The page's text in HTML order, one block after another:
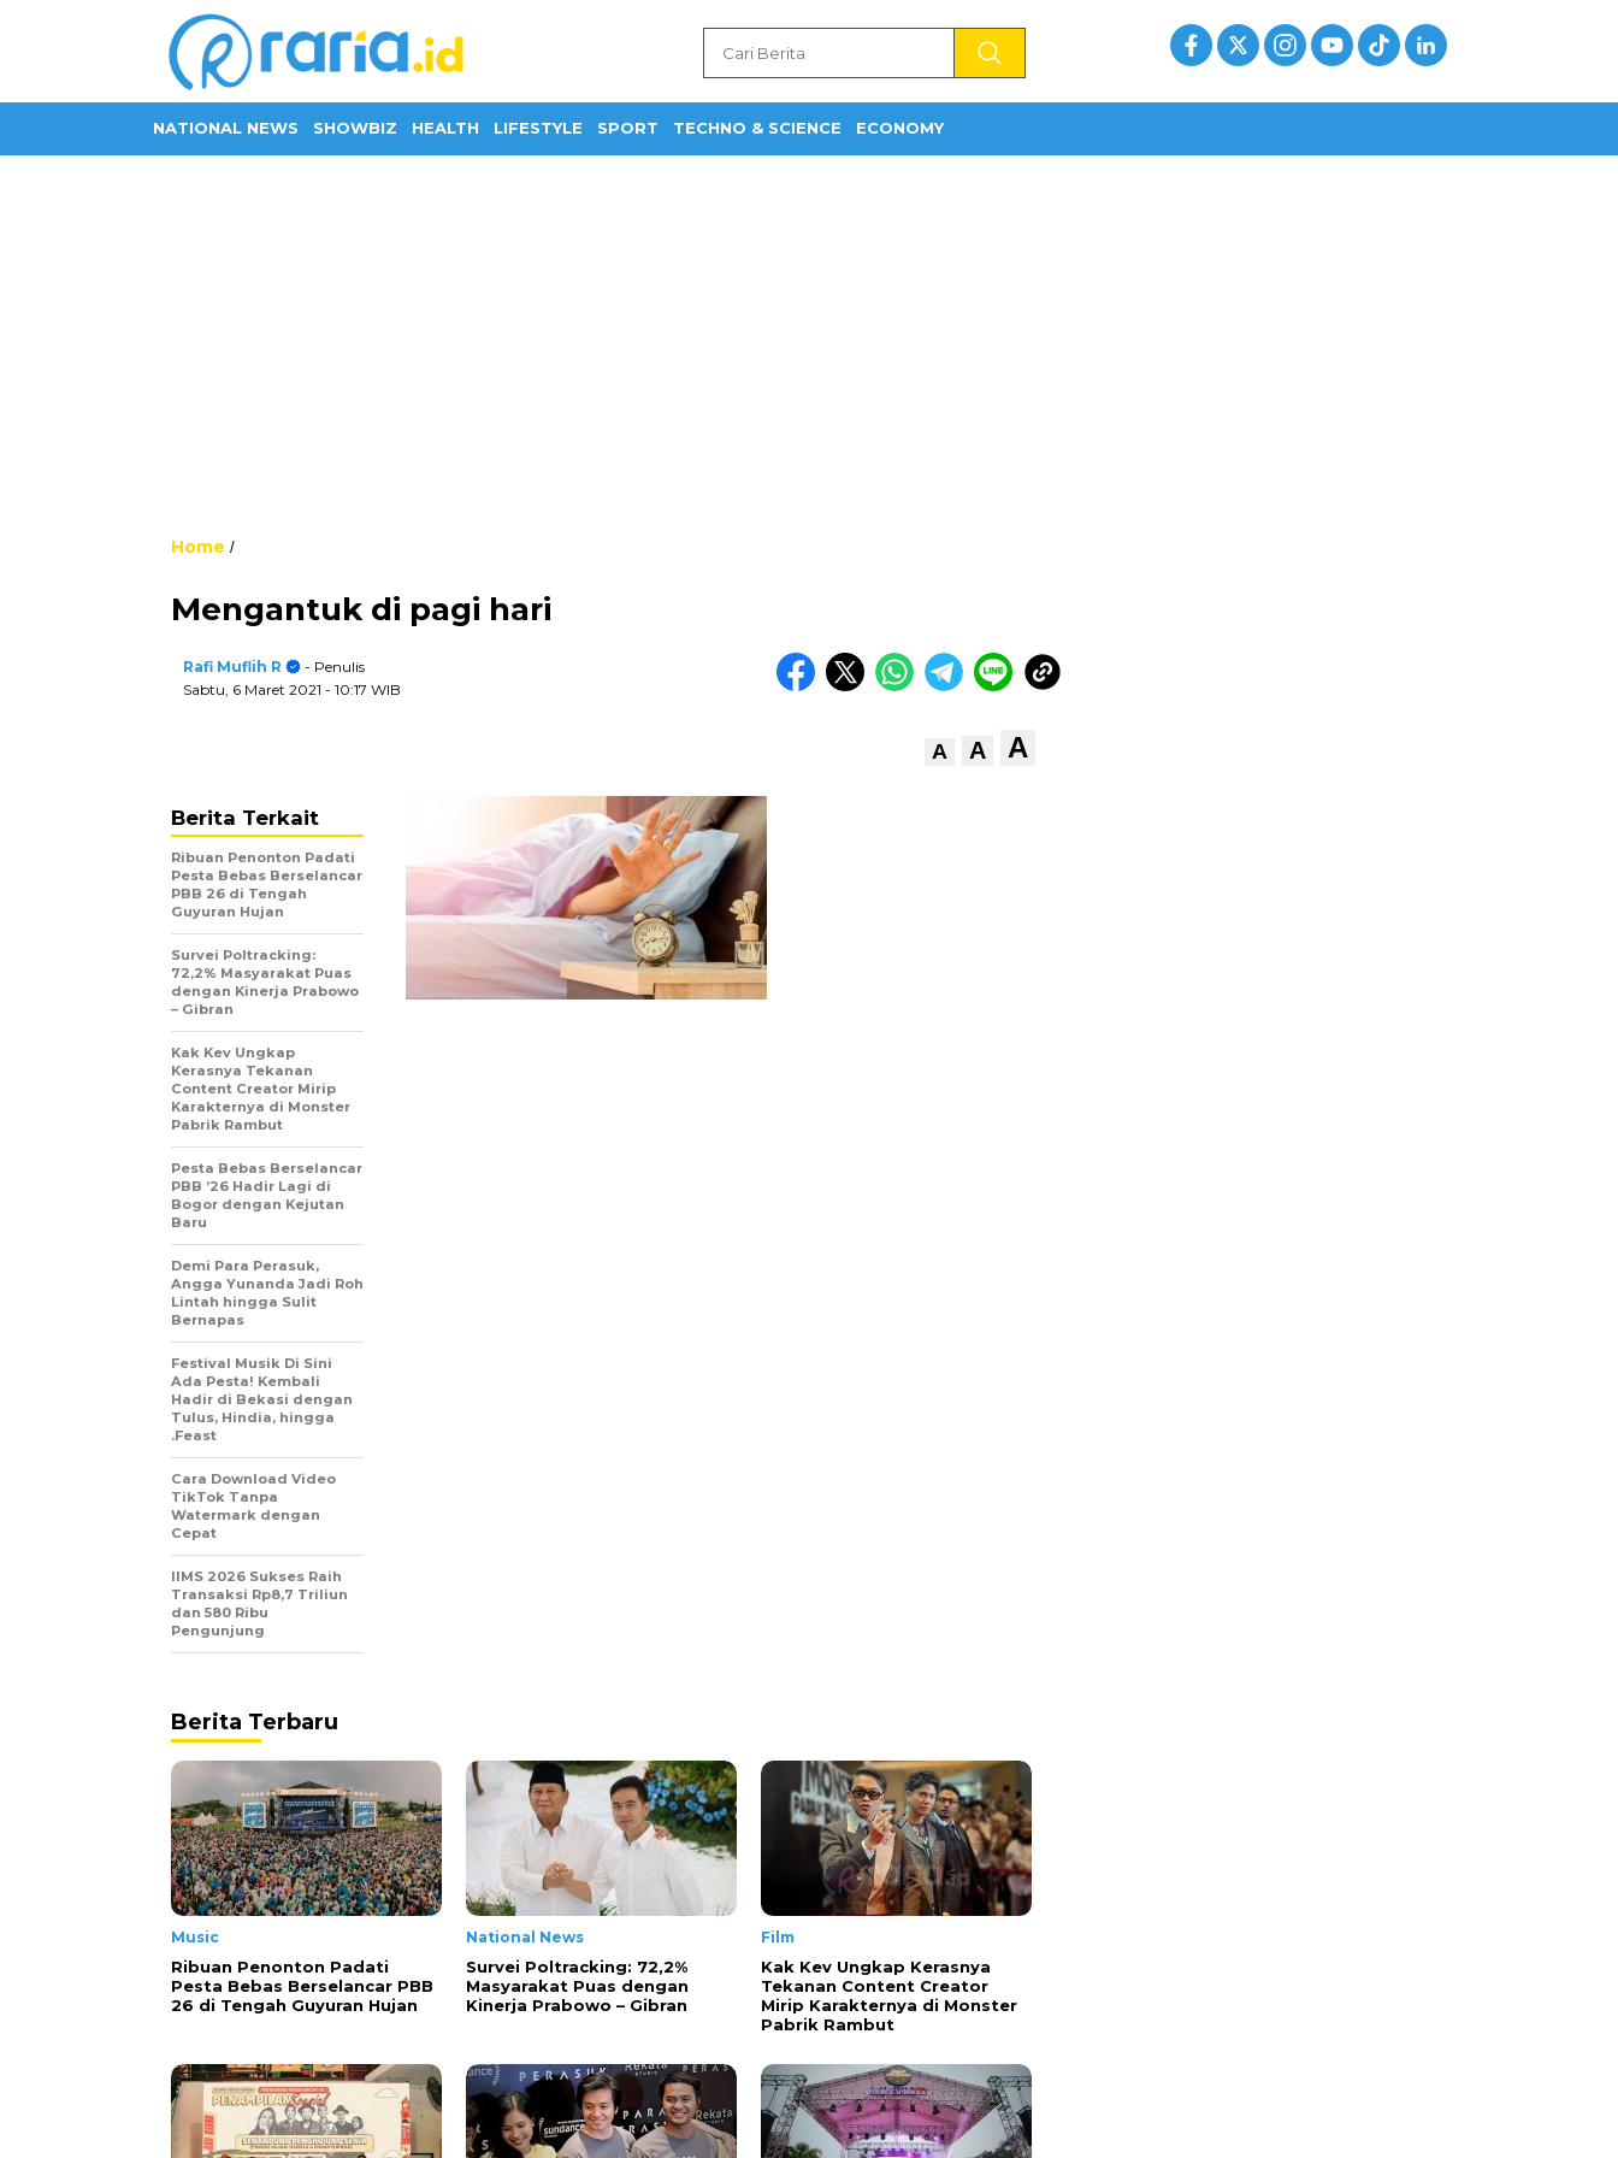
NATIONAL NEWS SHOWBIZ HEALTH LIFESTYLE SPORT TECHNO & SCIENCE ECONOMY
Home /
Mengantuk di pagi hari
Rafi Muflih R
- Penulis
Sabtu, 6 Maret 2021 - 10:17 WIB
A A A
Berita Terkait
Ribuan Penonton Padati
Pesta Bebas Berselancar
PBB 26 di Tengah
Guyuran Hujan
Survei Poltracking:
72,2% Masyarakat Puas
dengan Kinerja Prabowo
– Gibran
Kak Kev Ungkap
Kerasnya Tekanan
Content Creator Mirip
Karakternya di Monster
Pabrik Rambut
Pesta Bebas Berselancar
PBB ’26 Hadir Lagi di
Bogor dengan Kejutan
Baru
Demi Para Perasuk,
Angga Yunanda Jadi Roh
Lintah hingga Sulit
Bernapas
Festival Musik Di Sini
Ada Pesta! Kembali
Hadir di Bekasi dengan
Tulus, Hindia, hingga
.Feast
Cara Download Video
TikTok Tanpa
Watermark dengan
Cepat
IIMS 2026 Sukses Raih
Transaksi Rp8,7 Triliun
dan 580 Ribu
Pengunjung
Berita Terbaru
Music
Ribuan Penonton Padati
Pesta Bebas Berselancar PBB
26 di Tengah Guyuran Hujan
National News
Survei Poltracking: 72,2%
Masyarakat Puas dengan
Kinerja Prabowo – Gibran
Film
Kak Kev Ungkap Kerasnya
Tekanan Content Creator
Mirip Karakternya di Monster
Pabrik Rambut